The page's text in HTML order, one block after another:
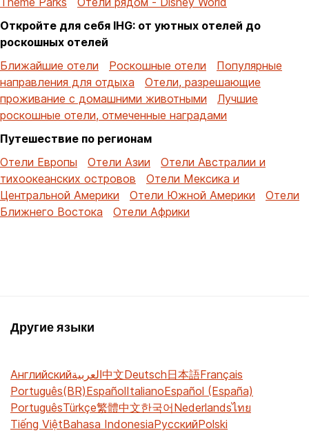
Откройте для себя IHG: от уютных отелей до
роскошных отелей
Ближайшие отели
Роскошные отели
Популярные
направления для отдыха
Отели, разрешающие
проживание с домашними животными
Лучшие
роскошные отели, отмеченные наградами
Путешествие по регионам
Отели Европы
Отели Азии
Отели Австралии и
тихоокеанских островов
Отели Мексика и
Центральной Америки
Отели Южной Америки
Отели
Ближнего Востока
Отели Африки
Другие языки
Английскийالعربية中文Deutsch日本語Français
Português(BR)EspañolItalianoEspañol (España)
PortuguêsTürkçe繁體中文한국어Nederlandsไทย
Tiếng ViệtBahasa IndonesiaРусскийPolski